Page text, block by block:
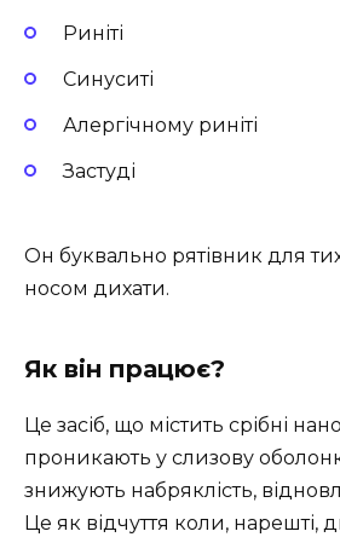
Риніті
Синуситі
Алергічному риніті
Застуді
Он буквально рятівник для
носом дихати.
Як він працює?
Це засіб, що містить срібні
проникають у слизову
знижують набряклість,
Це як відчуття коли, нарешті,